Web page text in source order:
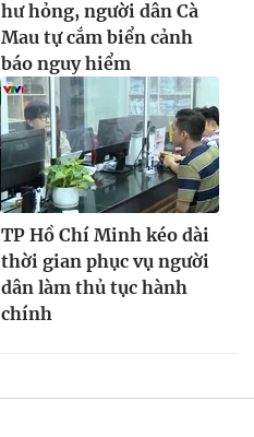
hư hỏng, người dân Cà
Mau tự cắm biển cảnh
báo nguy hiểm
TP Hồ Chí Minh kéo dài
thời gian phục vụ người
dân làm thủ tục hành
chính